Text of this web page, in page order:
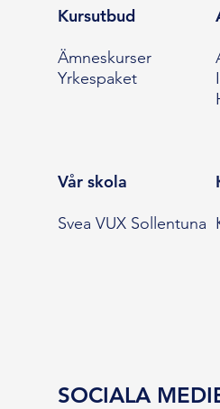
Kursutbud
Ämneskurser
Yrkespaket
Vår skola
Svea VUX Sollentuna
SOCIALA